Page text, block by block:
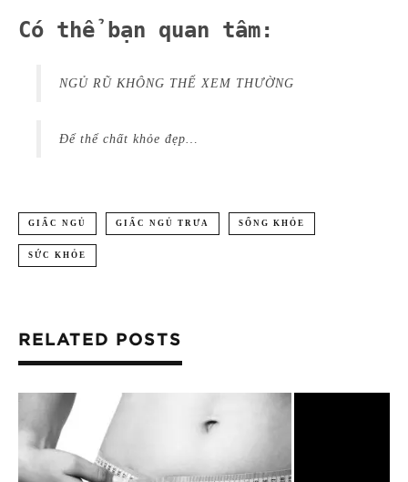
Có thể bạn quan tâm:
NGỦ RŨ KHÔNG THỂ XEM THƯỜNG
Để thể chất khỏe đẹp…
GIẤC NGỦ GIẤC NGỦ TRƯA SỐNG KHỎE
SỨC KHỎE
RELATED POSTS